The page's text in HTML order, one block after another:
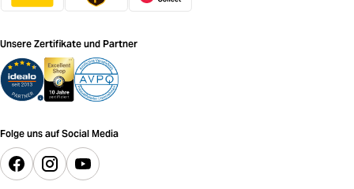
Unsere Zertifikate und Partner
Folge uns auf Social Media